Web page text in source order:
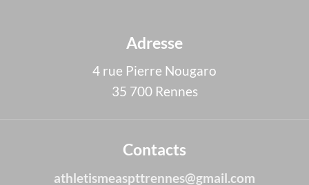
Adresse
4 rue Pierre Nougaro
35 700 Rennes
Contacts
athletismeaspttrennes@gmail.com